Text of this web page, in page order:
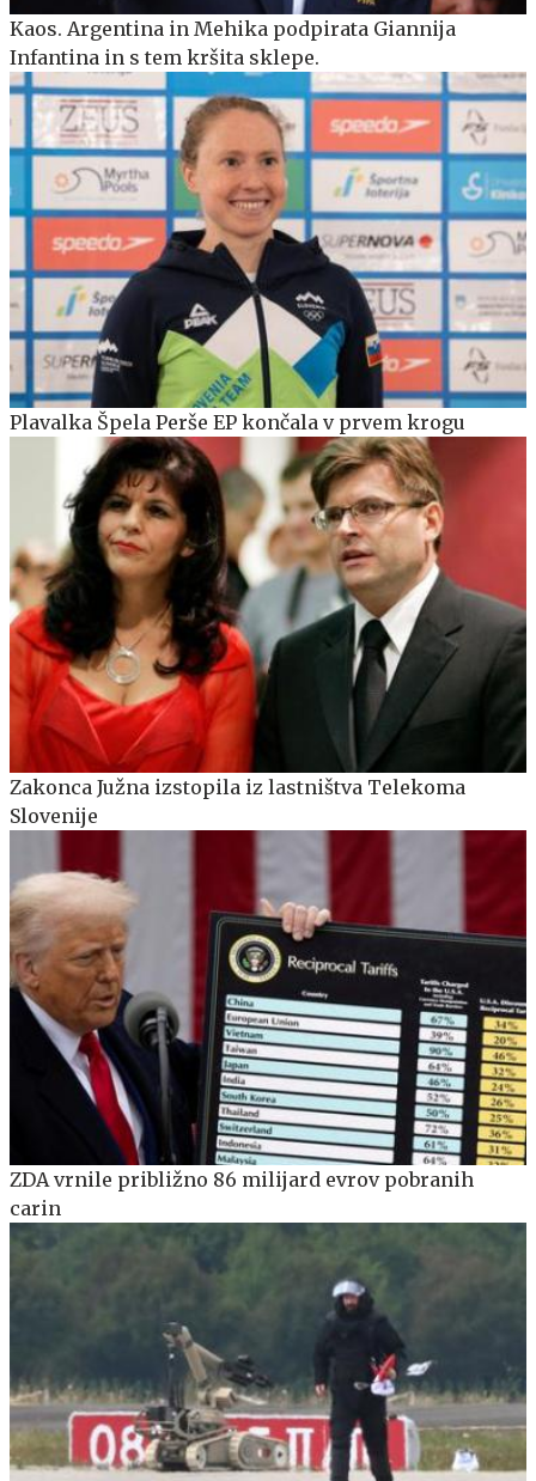
Kaos. Argentina in Mehika podpirata Giannija
Infantina in s tem kršita sklepe.
Plavalka Špela Perše EP končala v prvem krogu
Zakonca Južna izstopila iz lastništva Telekoma
Slovenije
ZDA vrnile približno 86 milijard evrov pobranih
carin